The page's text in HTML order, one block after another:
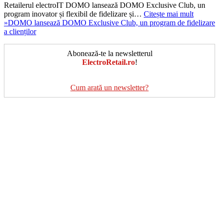
Retailerul electroIT DOMO lansează DOMO Exclusive Club, un
program inovator și flexibil de fidelizare și… Citește mai mult
»DOMO lansează DOMO Exclusive Club, un program de fidelizare
a clienților
Abonează-te la newsletterul
ElectroRetail.ro!
Cum arată un newsletter?